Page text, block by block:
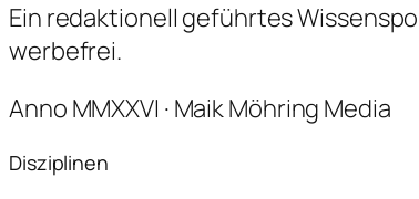
Ein redaktionell geführtes
werbefrei.
Anno MMXXVI · Maik Möhring Media
Disziplinen